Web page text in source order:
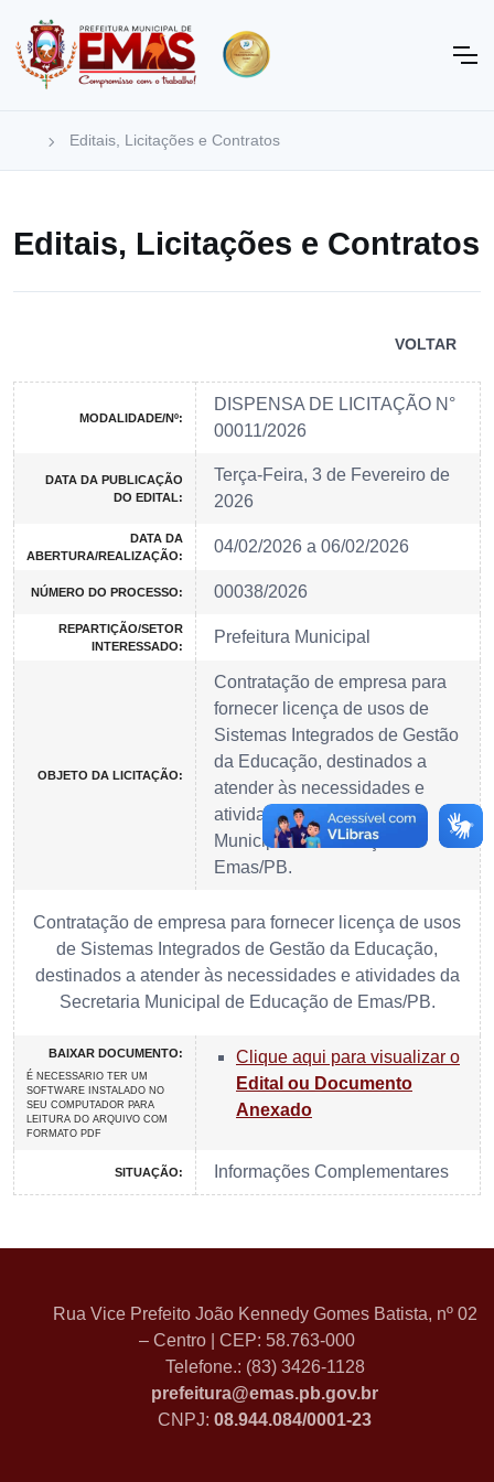
Editais, Licitações e Contratos
Editais, Licitações e Contratos
VOLTAR
MODALIDADE/Nº:
DISPENSA DE LICITAÇÃO N°
00011/2026
DATA DA PUBLICAÇÃO
DO EDITAL:
Terça-Feira, 3 de Fevereiro de
2026
DATA DA
ABERTURA/REALIZAÇÃO:
04/02/2026 a 06/02/2026
NÚMERO DO PROCESSO: 00038/2026
REPARTIÇÃO/SETOR
INTERESSADO:
Prefeitura Municipal
OBJETO DA LICITAÇÃO:
Contratação de empresa para
fornecer licença de usos de
Sistemas Integrados de Gestão
da Educação, destinados a
atender às necessidades e
atividades da Secretaria
Municipal de Educação de
Emas/PB.
Contratação de empresa para fornecer licença de usos
de Sistemas Integrados de Gestão da Educação,
destinados a atender às necessidades e atividades da
Secretaria Municipal de Educação de Emas/PB.
BAIXAR DOCUMENTO:
É NECESSARIO TER UM
SOFTWARE INSTALADO NO
SEU COMPUTADOR PARA
LEITURA DO ARQUIVO COM
FORMATO PDF
Clique aqui para visualizar o
Edital ou Documento
Anexado
SITUAÇÃO: Informações Complementares
Rua Vice Prefeito João Kennedy Gomes Batista, nº 02
– Centro | CEP: 58.763-000
Telefone.: (83) 3426-1128
prefeitura@emas.pb.gov.br
CNPJ: 08.944.084/0001-23